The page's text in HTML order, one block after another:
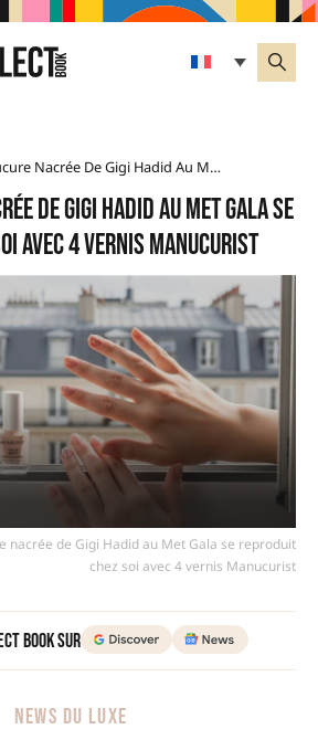
La Manucure Nacrée De Gigi Hadid Au Met Gala Se Reproduit Chez Soi Avec 4 Vernis Manucurist
de Gigi Hadid au Met Gala se
avec 4 vernis Manucurist
nacrée de Gigi Hadid au Met Gala se reproduit
chez soi avec 4 vernis Manucurist
Book sur
NEWS DU LUXE